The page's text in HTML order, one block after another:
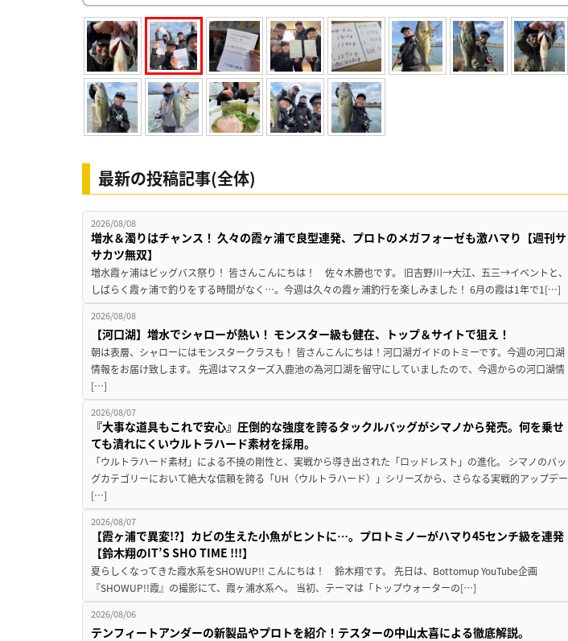
最新の投稿記事(全体)
2026/08/08
増水＆濁りはチャンス！ 久々の霞ヶ浦で良型連発、プロトのメガフォーゼも激ハマり【週刊サ
サカツ無双】
増水霞ヶ浦はビッグバス祭り！ 皆さんこんにちは！ 佐々木勝也です。 旧吉野川→大江、五三→イベントと、
しばらく霞ヶ浦で釣りをする時間がなく…。今週は久々の霞ヶ浦釣行を楽しみました！ 6月の霞は1年で1[…]
2026/08/08
【河口湖】増水でシャローが熱い！ モンスター級も健在、トップ＆サイトで狙え！
朝は表層、シャローにはモンスタークラスも！ 皆さんこんにちは！河口湖ガイドのトミーです。今週の河口湖
情報をお届け致します。 先週はマスターズ入鹿池の為河口湖を留守にしていましたので、今週からの河口湖情
[…]
2026/08/07
『大事な道具もこれで安心』圧倒的な強度を誇るタックルバッグがシマノから発売。何を乗せ
ても潰れにくいウルトラハード素材を採用。
「ウルトラハード素材」による不撓の剛性と、実戦から導き出された「ロッドレスト」の進化。 シマノのバッ
グカテゴリーにおいて絶大な信頼を誇る「UH（ウルトラハード）」シリーズから、さらなる実戦的アップデー
[…]
2026/08/07
【霞ヶ浦で異変!?】カビの生えた小魚がヒントに…。プロトミノーがハマり45センチ級を連発
【鈴木翔のIT’S SHO TIME !!!】
夏らしくなってきた霞水系をSHOWUP!! こんにちは！ 鈴木翔です。 先日は、Bottomup YouTube企画
『SHOWUP!!霞』の撮影にて、霞ヶ浦水系へ。 当初、テーマは「トップウォーターの[…]
2026/08/06
テンフィートアンダーの新製品やプロトを紹介！テスターの中山太喜による徹底解説。